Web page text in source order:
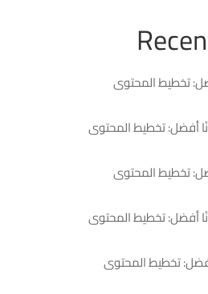
تخطيط المحتوى
أفضل: تخطيط المحتوى
تخطيط المحتوى
أفضل: تخطيط المحتوى
تخطيط المحتوى